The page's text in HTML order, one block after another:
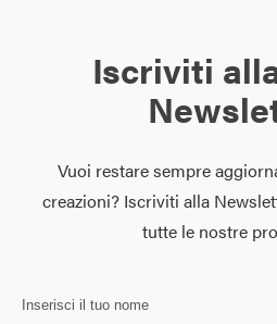
Iscriviti
Vuoi restare sempre
creazioni?Iscriviti alla
tutte le nostre